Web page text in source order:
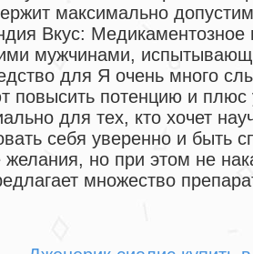
максимально
Вкус: Медикаментозное
мужчинами,
для Я очень много
повысить потенцию и плюс
для тех, кто хочет
себя уверенно и быть
но при этом не
множество